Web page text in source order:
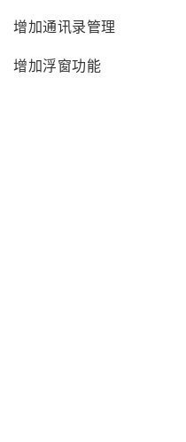
增加通讯录管理
增加浮窗功能